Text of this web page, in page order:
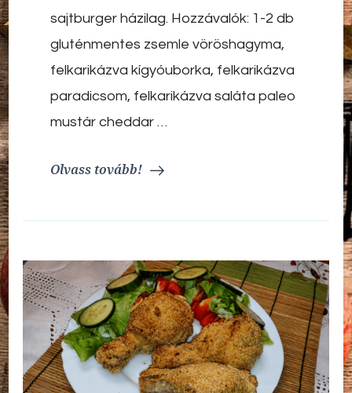
sajtburger házilag. Hozzávalók: 1-2 db
gluténmentes zsemle vöröshagyma,
felkarikázva kígyóuborka, felkarikázva
paradicsom, felkarikázva saláta paleo
mustár cheddar …
Olvass tovább!